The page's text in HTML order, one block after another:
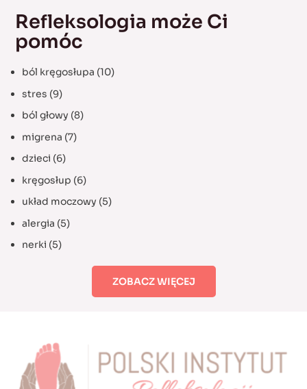
Refleksologia może Ci
pomóc
ból kręgosłupa (10)
stres (9)
ból głowy (8)
migrena (7)
dzieci (6)
kręgosłup (6)
układ moczowy (5)
alergia (5)
nerki (5)
ZOBACZ WIĘCEJ